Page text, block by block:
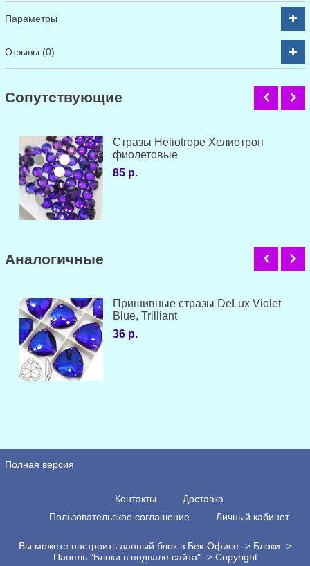
Параметры
Отзывы (0)
Cопутствующие
Стразы Heliotrope Хелиотроп
фиолетовые
85 р.
Аналогичные
Пришивные стразы DeLux Violet
Blue, Trilliant
36 р.
Полная версия
Контакты
Доставка
Пользовательское соглашение
Личный кабинет
Вы можете настроить данный блок в Бек-Офисе -> Блоки ->
Панель "Блоки в подвале сайта" -> Copyright